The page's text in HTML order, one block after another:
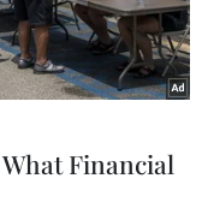
Financial